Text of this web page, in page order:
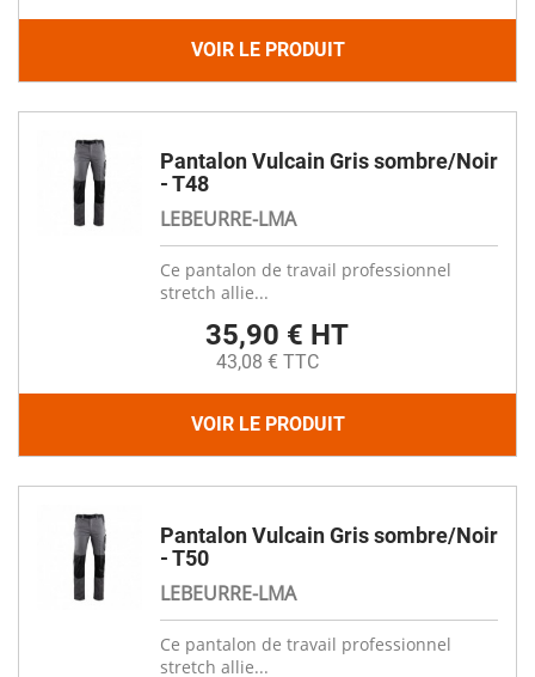
VOIR LE PRODUIT
Pantalon Vulcain Gris sombre/Noir
- T48
LEBEURRE-LMA
Ce pantalon de travail professionnel
stretch allie...
35,90 € HT
43,08 € TTC
VOIR LE PRODUIT
Pantalon Vulcain Gris sombre/Noir
- T50
LEBEURRE-LMA
Ce pantalon de travail professionnel
stretch allie...